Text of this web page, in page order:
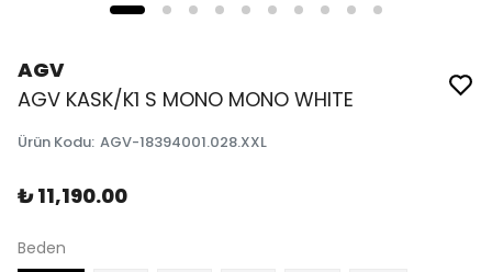
AGV
AGV KASK/K1 S MONO MONO WHITE
Ürün Kodu: AGV-18394001.028.XXL
₺ 11,190.00
Beden